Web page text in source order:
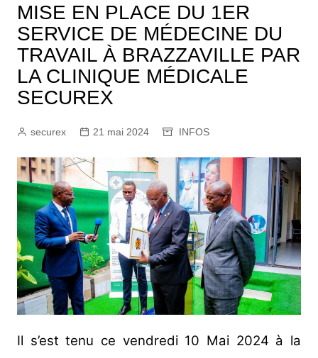
MISE EN PLACE DU 1ER
SERVICE DE MÉDECINE DU
TRAVAIL À BRAZZAVILLE PAR
LA CLINIQUE MÉDICALE
SECUREX
securex 21 mai 2024 INFOS
Il s’est tenu ce vendredi 10 Mai 2024 à la